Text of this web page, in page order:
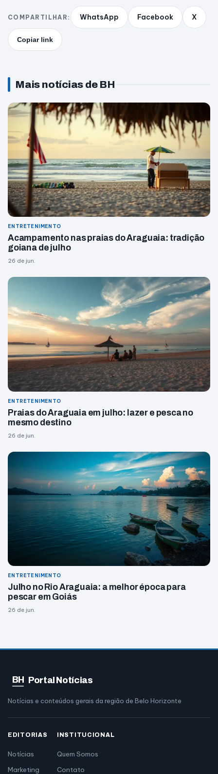
COMPARTILHAR: WhatsApp Facebook X
Copiar link
Mais notícias de BH
ENTRETENIMENTO
Acampamento nas praias do Araguaia: tradição
goiana de julho
26 de jun.
ENTRETENIMENTO
Praias do Araguaia em julho: lazer e pesca no
mesmo destino
26 de jun.
ENTRETENIMENTO
Julho no Rio Araguaia: a melhor época para
pescar em Goiás
26 de jun.
BH Portal Notícias
Notícias e conteúdos gerais da região de Belo Horizonte
EDITORIAS
Notícias
Marketing
INSTITUCIONAL
Quem Somos
Contato